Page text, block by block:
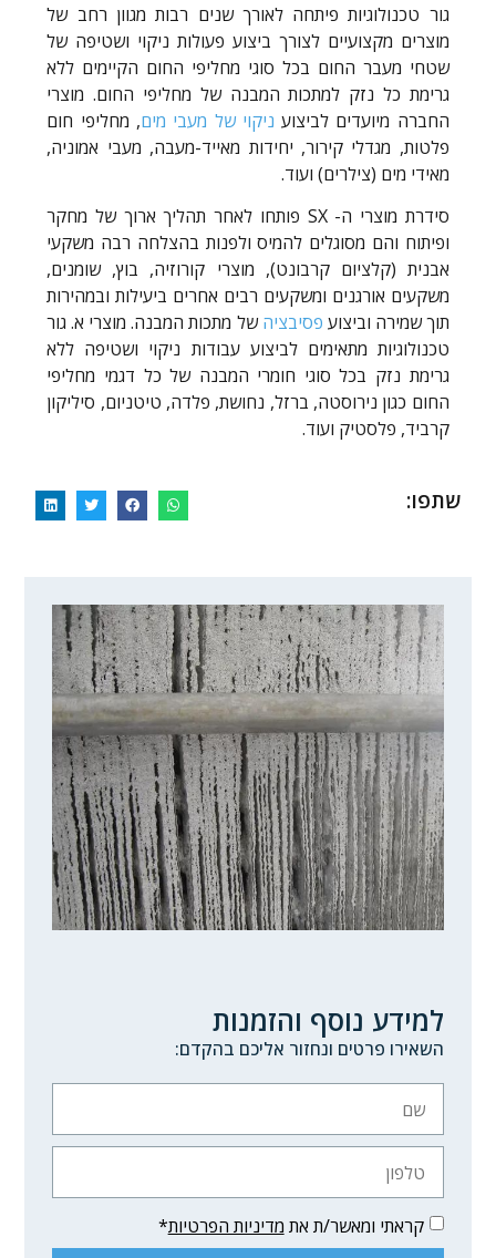
גור טכנולוגיות פיתחה לאורך שנים רבות מגוון רחב של
מוצרים מקצועיים לצורך ביצוע פעולות ניקוי ושטיפה של
שטחי מעבר החום בכל סוגי מחליפי החום הקיימים ללא
גרימת כל נזק למתכות המבנה של מחליפי החום. מוצרי
החברה מיועדים לביצוע ניקוי של מעבי מים, מחליפי חום
פלטות, מגדלי קירור, יחידות מאייד-מעבה, מעבי אמוניה,
מאידי מים (צילרים) ועוד.
סידרת מוצרי ה- SX פותחו לאחר תהליך ארוך של מחקר
ופיתוח והם מסוגלים להמיס ולפנות בהצלחה רבה משקעי
אבנית (קלציום קרבונט), מוצרי קורוזיה, בוץ, שומנים,
משקעים אורגנים ומשקעים רבים אחרים ביעילות ובמהירות
תוך שמירה וביצוע פסיבציהשל מתכות המבנה. מוצרי א. גור
טכנולוגיות מתאימים לביצוע עבודות ניקוי ושטיפה ללא
גרימת נזק בכל סוגי חומרי המבנה של כל דגמי מחליפי
החום כגון נירוסטה, ברזל, נחושת, פלדה, טיטניום, סיליקון
קרביד, פלסטיק ועוד.
שתפו:
למידע נוסף והזמנות
השאירו פרטים ונחזור אליכם בהקדם:
קראתי ומאשר/ת את מדיניות הפרטיות*